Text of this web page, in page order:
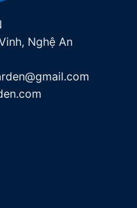
Nghệ An